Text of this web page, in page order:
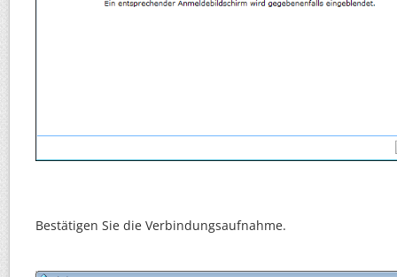
Bestätigen Sie die Verbindungsaufnahme.